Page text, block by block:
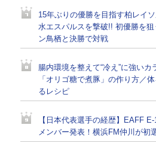
15年ぶりの優勝を目指す柏レイ
水エスパルスを撃破!! 初優勝を狙
ン鳥栖と決勝で対戦
腸内環境を整えて“冷え”に強いカ
「オリゴ糖で煮豚」の作り方／
るレシピ
【日本代表選手の経歴】EAFF
メンバー発表！横浜FM仲川が初